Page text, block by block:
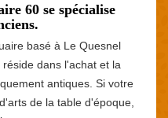
60 se spécialise
basé à Le Quesnel
dans l'achat et la
antiques. Si votre
de la table d'époque,